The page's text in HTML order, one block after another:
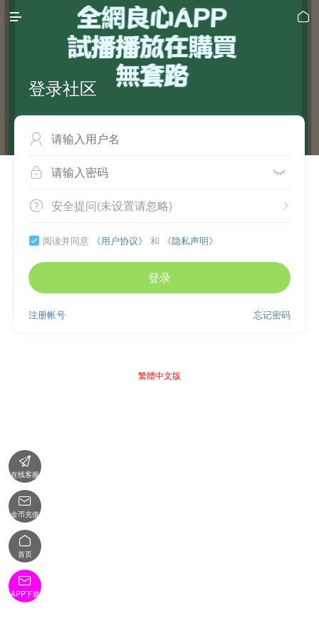
 
登录社区

 
 
安全提问(未设置请忽略)
 阅读并同意 《用户协议》 和 《隐私声明》
登录
忘记密码
注册帐号
繁體中文版

在线客服

金币充值

首页

APP下载